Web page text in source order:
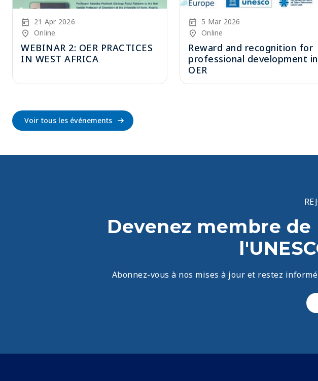
Start Date
21 Apr 2026
Location/Venue
Online
WEBINAR 2: OER PRACTICES
IN WEST AFRICA
Start Date
5 Mar 2026
Location/Venue
Online
Reward and recognition for
professional development in
OER
Voir tous les événements
Devenez membre
Abonnez-vous à nos mises à jour et restez